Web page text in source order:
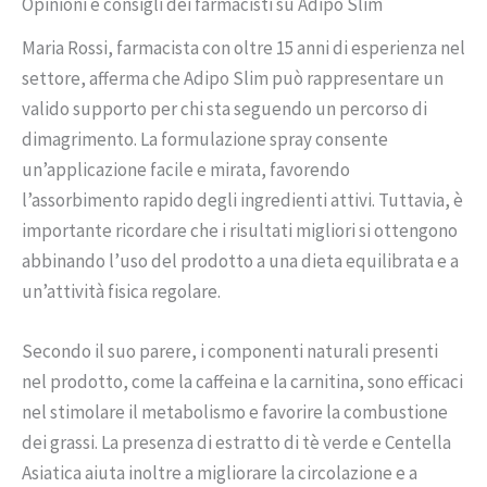
Maria Rossi, farmacista con oltre 15 anni di esperienza nel
settore, afferma che Adipo Slim può rappresentare un
valido supporto per chi sta seguendo un percorso di
dimagrimento. La formulazione spray consente
un’applicazione facile e mirata, favorendo
l’assorbimento rapido degli ingredienti attivi. Tuttavia, è
importante ricordare che i risultati migliori si ottengono
abbinando l’uso del prodotto a una dieta equilibrata e a
un’attività fisica regolare.
Secondo il suo parere, i componenti naturali presenti
nel prodotto, come la caffeina e la carnitina, sono efficaci
nel stimolare il metabolismo e favorire la combustione
dei grassi. La presenza di estratto di tè verde e Centella
Asiatica aiuta inoltre a migliorare la circolazione e a